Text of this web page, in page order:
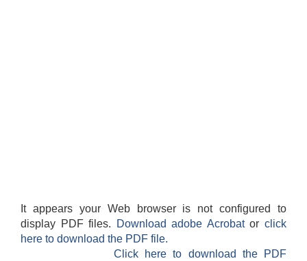
It appears your Web browser is not configured to
display PDF files.
Download adobe Acrobatorclick
here to download the PDF file.
Click here to download the PDF